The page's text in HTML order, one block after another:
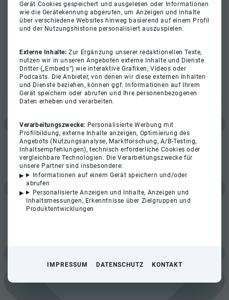
Gerät Cookies gespeichert und ausgelesen oder Informationen
wie die Gerätekennung abgerufen, um Anzeigen und Inhalte
über verschiedene Websites hinweg basierend auf einem Profil
und der Nutzungshistorie personalisiert auszuspielen.
Externe Inhalte:Zur Ergänzung unserer redaktionellen Texte,
nutzen wir in unseren Angeboten externe Inhalte und Dienste
Dritter („Embeds“) wie interaktive Grafiken, Videos oder
Podcasts. Die Anbieter, von denen wir diese externen Inhalten
und Dienste beziehen, können ggf. Informationen auf Ihrem
Gerät speichern oder abrufen und Ihre personenbezogenen
Daten erheben und verarbeiten.
Verarbeitungszwecke: Personalisierte Werbung mit
Profilbildung, externe Inhalte anzeigen, Optimierung des
Angebots (Nutzungsanalyse, Marktforschung, A/B-Testing,
Inhaltsempfehlungen), technisch erforderliche Cookies oder
vergleichbare Technologien. Die Verarbeitungszwecke für
unsere Partner sind insbesondere:
Informationen auf einem Gerät speichern und/oder
abrufen
Personalisierte Anzeigen und Inhalte, Anzeigen und
Inhaltsmessungen, Erkenntnisse über Zielgruppen und
Produktentwicklungen
IMPRESSUM DATENSCHUTZ KONTAKT